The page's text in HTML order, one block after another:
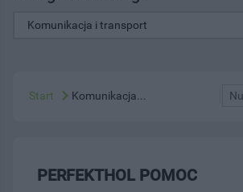
Start Komunikacja...
PERFEKTHOL POMOC